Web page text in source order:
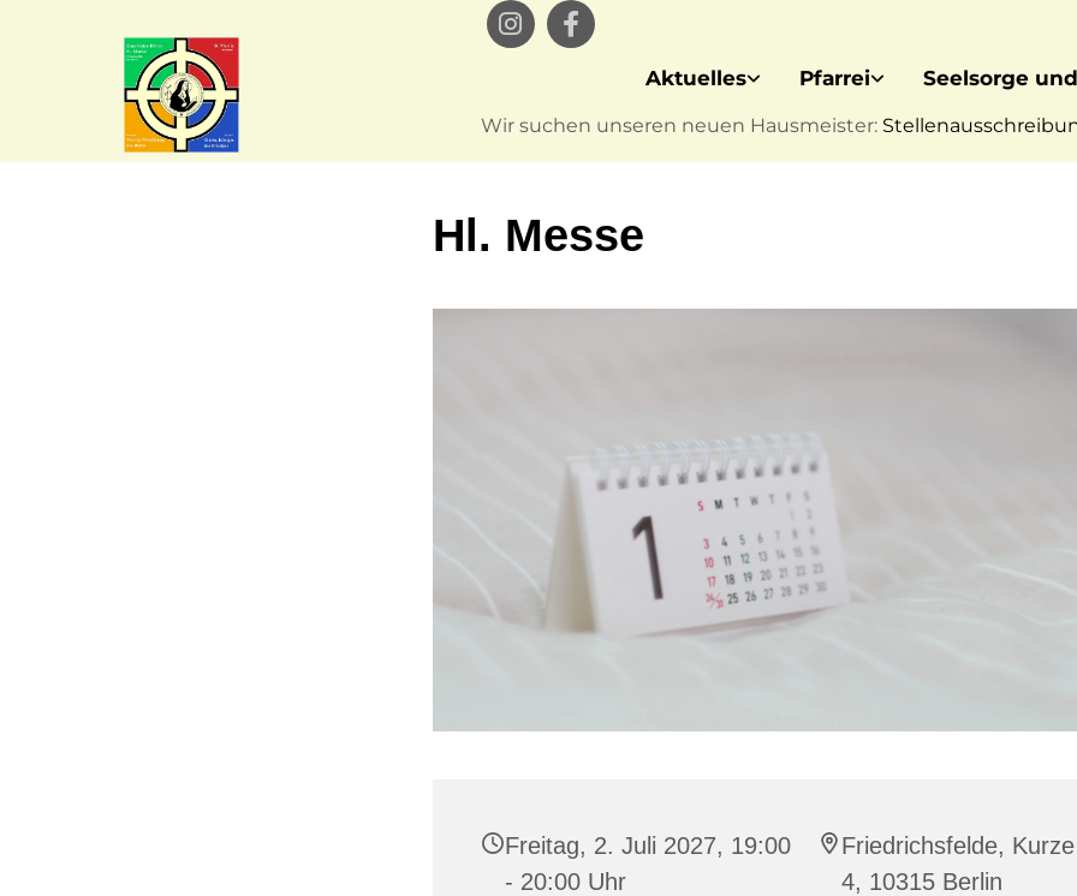
Aktuelles Pfarrei Seelsorge
Wir suchen unseren neuen Hausmeister:
Hl. Messe
Freitag, 2. Juli 2027, 19:00
- 20:00 Uhr
Friedrichsfelde,
4, 10315 Berlin